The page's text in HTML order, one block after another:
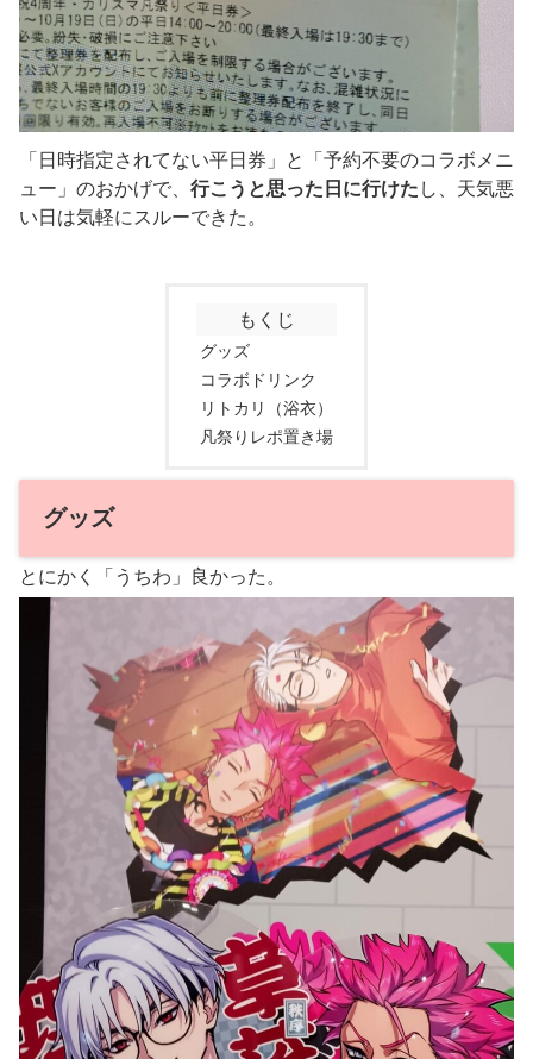
「日時指定されてない平日券」と「予約不要のコラボメニ
ュー」のおかげで、 行こうと思った日に行けた し、天気悪
い日は気軽にスルーできた。
もくじ
グッズ
コラボドリンク
リトカリ（浴衣）
凡祭りレポ置き場
グッズ
とにかく「うちわ」良かった。